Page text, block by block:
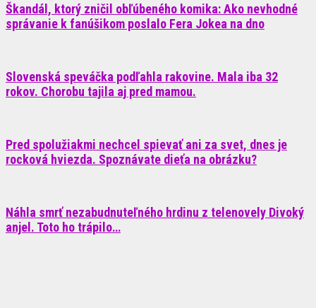
Škandál, ktorý zničil obľúbeného komika: Ako nevhodné
správanie k fanúšikom poslalo Fera Jokea na dno
Slovenská speváčka podľahla rakovine. Mala iba 32
rokov. Chorobu tajila aj pred mamou.
Pred spolužiakmi nechcel spievať ani za svet, dnes je
rocková hviezda. Spoznávate dieťa na obrázku?
Náhla smrť nezabudnuteľného hrdinu z telenovely Divoký
anjel. Toto ho trápilo…